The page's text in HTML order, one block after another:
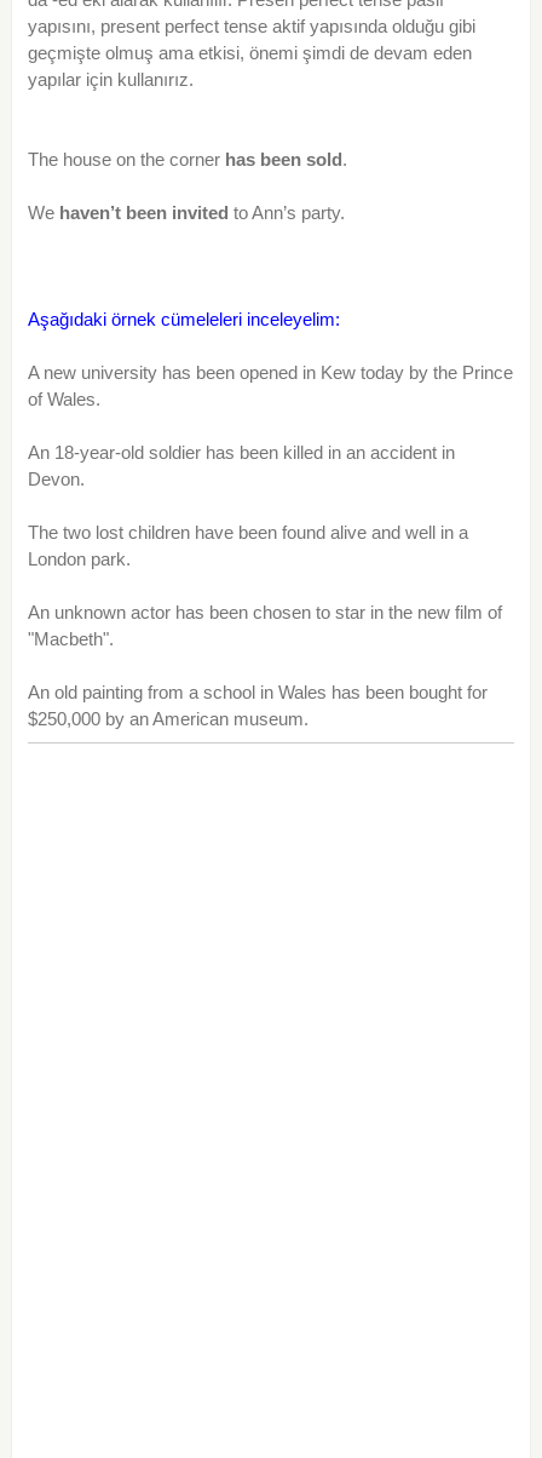
yapısını, present perfect tense aktif yapısında olduğu gibi
geçmişte olmuş ama etkisi, önemi şimdi de devam eden
yapılar için kullanırız.
The house on the corner has been sold.
We haven’t been invited to Ann’s party.
Aşağıdaki örnek cümeleleri inceleyelim:
A new university has been opened in Kew today by the Prince
of Wales.
An 18-year-old soldier has been killed in an accident in
Devon.
The two lost children have been found alive and well in a
London park.
An unknown actor has been chosen to star in the new film of
"Macbeth".
An old painting from a school in Wales has been bought for
$250,000 by an American museum.